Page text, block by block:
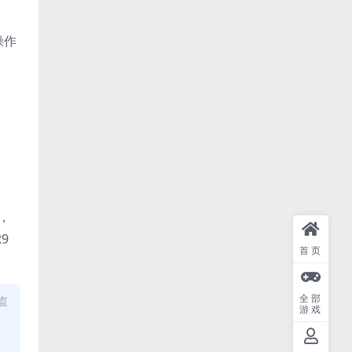
作
首页
全部
游戏